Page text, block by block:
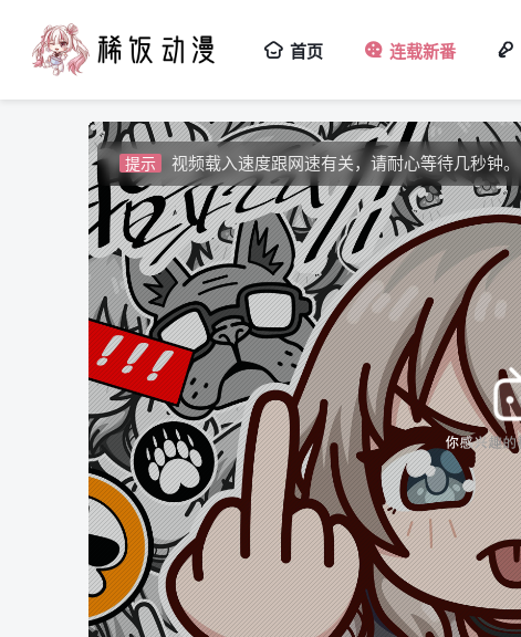
首页 连载新番
视频载入速度跟网速有关，请耐心等待几秒钟。
提示 如果加载失败请重新刷新页面，或者切换线路。
提示 视频载入速度跟网速有关，请耐心等待几秒钟。
提示 如果无法播放请安装HEVC拓展，具体请百度